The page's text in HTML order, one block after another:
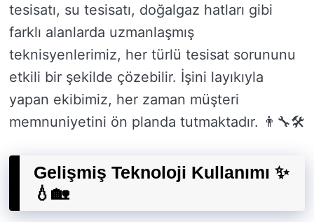
tesisatı, su tesisatı, doğalgaz hatları gibi
farklı alanlarda uzmanlaşmış
teknisyenlerimiz, her türlü tesisat sorununu
etkili bir şekilde çözebilir. İşini layıkıyla
yapan ekibimiz, her zaman müşteri
memnuniyetini ön planda tutmaktadır. 👨‍🔧🛠️
Gelişmiş Teknoloji Kullanımı ✨
💧🏡